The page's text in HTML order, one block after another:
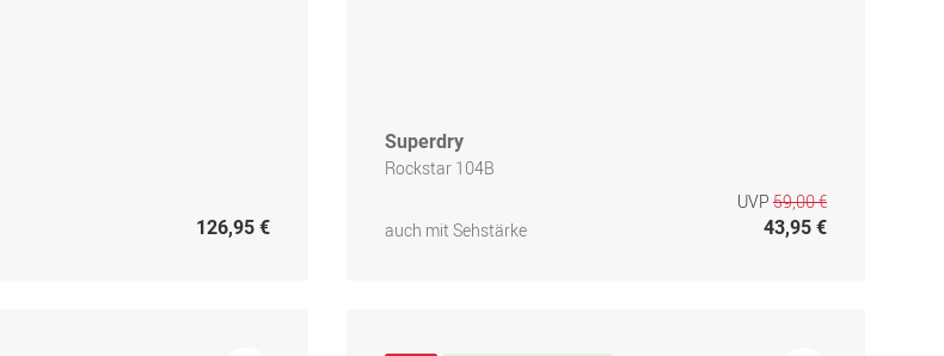
126,95 €
Superdry
Rockstar 104B
auch mit Sehstärke
UVP 59,00 €
43,95 €